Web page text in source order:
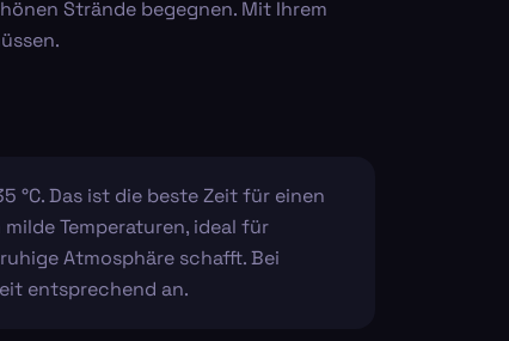
Strände begegnen. Mit Ihrem
°C. Das ist die beste Zeit für einen
Temperaturen, ideal für
Atmosphäre schafft. Bei
entsprechend an.